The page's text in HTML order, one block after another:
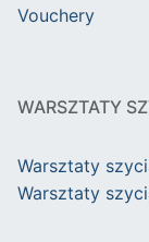
Vouchery
WARSZTATY
Warsztaty
Warsztaty